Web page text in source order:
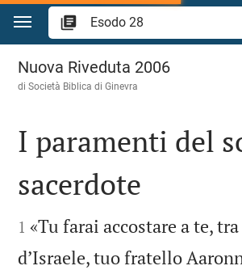
Vai al contenuto
Esodo 28
Nuova Riveduta 2006
di Società Biblica di Ginevra

I paramenti del
sacerdote

1 «Tu farai accostare a te,
d’Israele, tuo fratello